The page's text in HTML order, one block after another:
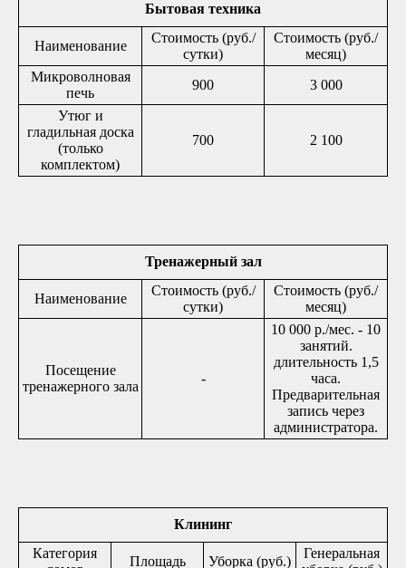
Бытовая техника
Наименование
Стоимость (руб./
сутки)
Стоимость (руб./
месяц)
Микроволновая
печь
900
3 000
Утюг и
гладильная доска
(только
комплектом)
700 2 100
Тренажерный зал
Наименование
Стоимость (руб./
сутки)
Стоимость (руб./
месяц)
Посещение
тренажерного зала
-
10 000 р./мес. - 10
занятий.
длительность 1,5
часа.
Предварительная
запись через
администратора.
Клининг
Категория
Площадь Уборка (руб.)
Генеральная